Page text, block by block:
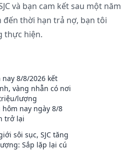
và bạn cam kết sau một năm
đến thời hạn trả nợ, bạn tôi
thực hiện.
nay 8/8/2026 kết
vàng nhẫn có nơi
lượng
hôm nay ngày 8/8
trở lại
sôi sục, SJC tăng
Sắp lặp lại cú